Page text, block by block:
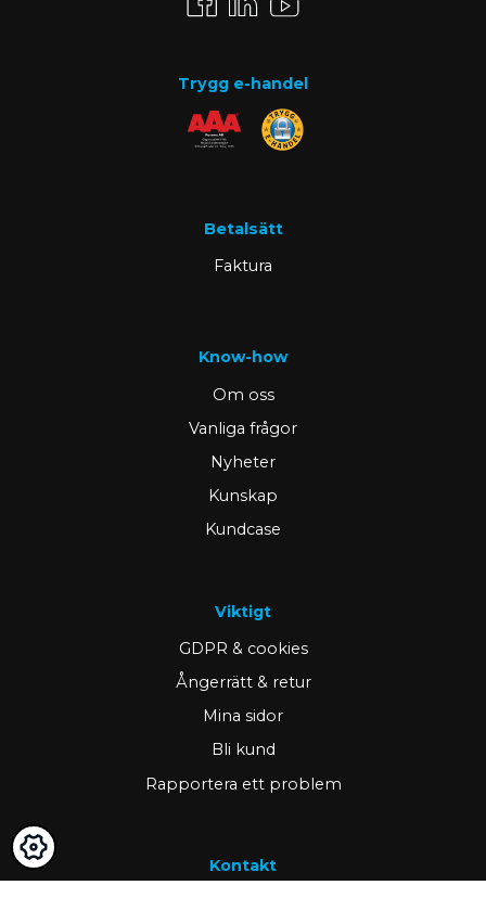
Trygg e-handel
Betalsätt
Faktura
Know-how
Om oss
Vanliga frågor
Nyheter
Kunskap
Kundcase
Viktigt
GDPR & cookies
Ångerrätt & retur
Mina sidor
Bli kund
Rapportera ett problem
Kontakt